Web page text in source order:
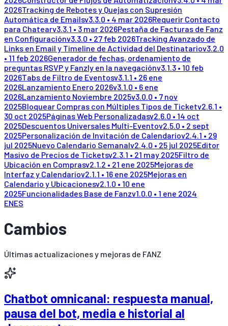
2026Tracking de Rebotes y Quejas con Supresión
Automática de Emailsv3.3.0 • 4 mar 2026Requerir Contacto
para Chatearv3.3.1 • 3 mar 2026Pestaña de Facturas de Fanz
en Configuraciónv3.3.0 • 27 feb 2026Tracking Avanzado de
Links en Email y Timeline de Actividad del Destinatariov3.2.0
• 11 feb 2026Generador de fechas, ordenamiento de
preguntas RSVP y Fanzly en la navegaciónv3.1.3 • 10 feb
2026Tabs de Filtro de Eventosv3.1.1 • 26 ene
2026Lanzamiento Enero 2026v3.1.0 • 6 ene
2026Lanzamiento Noviembre 2025v3.0.0 • 7 nov
2025Bloquear Compras con Múltiples Tipos de Ticketv2.6.1 •
30 oct 2025Páginas Web Personalizadasv2.6.0 • 14 oct
2025Descuentos Universales Multi-Eventov2.5.0 • 2 sept
2025Personalización de Invitación de Calendariov2.4.1 • 29
jul 2025Nuevo Calendario Semanalv2.4.0 • 25 jul 2025Editor
Masivo de Precios de Ticketsv2.3.1 • 21 may 2025Filtro de
Ubicación en Comprasv2.1.2 • 21 ene 2025Mejoras de
Interfaz y Calendariov2.1.1 • 16 ene 2025Mejoras en
Calendario y Ubicacionesv2.1.0 • 10 ene
2025Funcionalidades Base de Fanzv1.0.0 • 1 ene 2024
ENES
Cambios
Últimas actualizaciones y mejoras de FANZ
Chatbot omnicanal: respuesta manual,
pausa del bot, media e historial al